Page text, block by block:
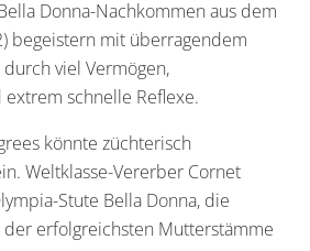
Donna-Nachkommen aus dem
begeistern mit überragendem
viel Vermögen,
schnelle Reflexe.
könnte züchterisch
Weltklasse-Vererber Cornet
Stute Bella Donna, die
erfolgreichsten Mutterstämme